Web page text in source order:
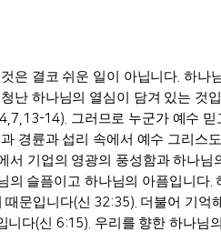
은 결코 쉬운 일이 아닙니다 하나
난 하나님의 열심이 담겨 있는 것
14).
그러므로 누군가 예수
경륜과 섭리 속에서 예수 그리스
서 기업의 영광의 풍성함과 하나님
의 슬픔이고 하나님의 아픔입니다.
때문입니다(신 32:35). 더불어 기억
니다(신 6:15). 우리를 향한 하나님